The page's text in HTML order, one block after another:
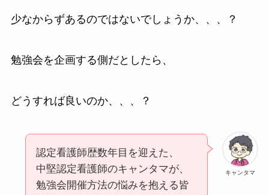
少なからずあるのではないでしょうか、、、？
勉強会を企画する側だとしたら、
どうすれば良いのか、、、？
キャンタマ
認定看護師歴数年目を迎えた、
中堅認定看護師のキャンタマが、
勉強会開催方法の悩みを抱える皆